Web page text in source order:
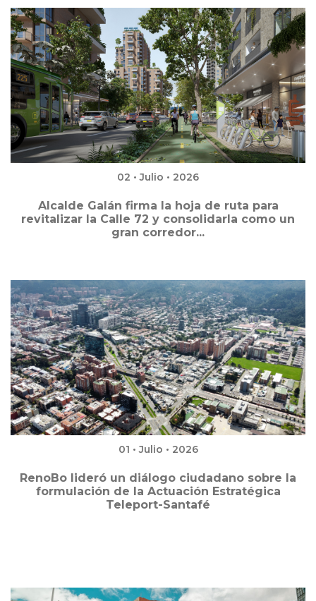
02 • Julio • 2026
Alcalde Galán firma la hoja de ruta para
revitalizar la Calle 72 y consolidarla como un
gran corredor...
01 • Julio • 2026
RenoBo lideró un diálogo ciudadano sobre la
formulación de la Actuación Estratégica
Teleport-Santafé